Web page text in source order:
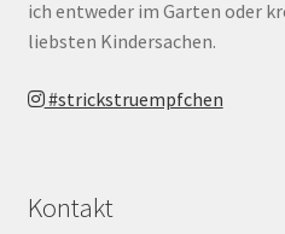
ich entweder im Garten oder
liebsten Kindersachen.
#strickstruempfchen
Kontakt